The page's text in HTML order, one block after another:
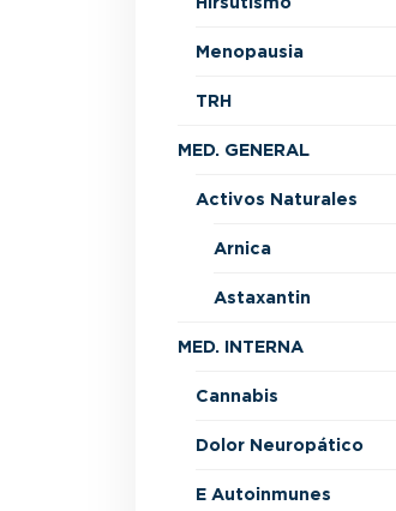
Menopausia
TRH
MED. GENERAL
Activos Naturales
Arnica
Astaxantin
MED. INTERNA
Cannabis
Dolor Neuropático
E Autoinmunes